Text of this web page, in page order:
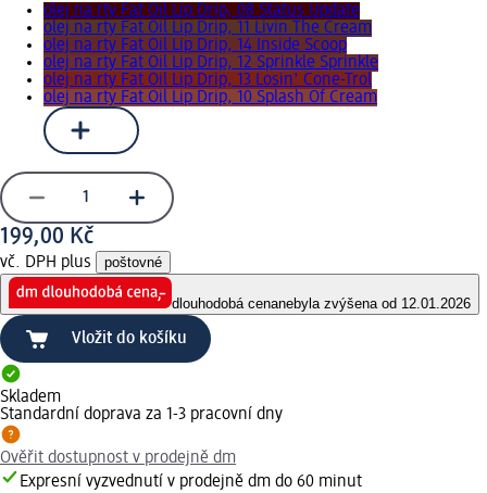
olej na rty Fat Oil Lip Drip, 08 Status Update
olej na rty Fat Oil Lip Drip, 11 Livin The Cream
olej na rty Fat Oil Lip Drip, 14 Inside Scoop
olej na rty Fat Oil Lip Drip, 12 Sprinkle Sprinkle
olej na rty Fat Oil Lip Drip, 13 Losin' Cone-Trol
olej na rty Fat Oil Lip Drip, 10 Splash Of Cream
199,00 Kč
vč. DPH plus poštovné
dlouhodobá cenanebyla zvýšena od 12.01.2026
Vložit do košíku
Skladem
Standardní doprava za 1-3 pracovní dny
Ověřit dostupnost v prodejně dm
Expresní vyzvednutí v prodejně dm do 60 minut